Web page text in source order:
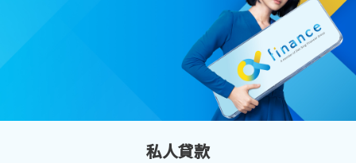
私人貸款